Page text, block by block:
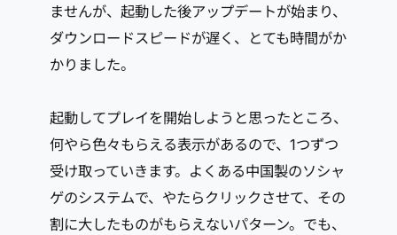
ませんが、起動した後アップデートが始まり、
ダウンロードスピードが遅く、とても時間がか
かりました。
起動してプレイを開始しようと思ったところ、
何やら色々もらえる表示があるので、1つずつ
受け取っていきます。よくある中国製のソシャ
ゲのシステムで、やたらクリックさせて、その
割に大したものがもらえないパターン。でも、